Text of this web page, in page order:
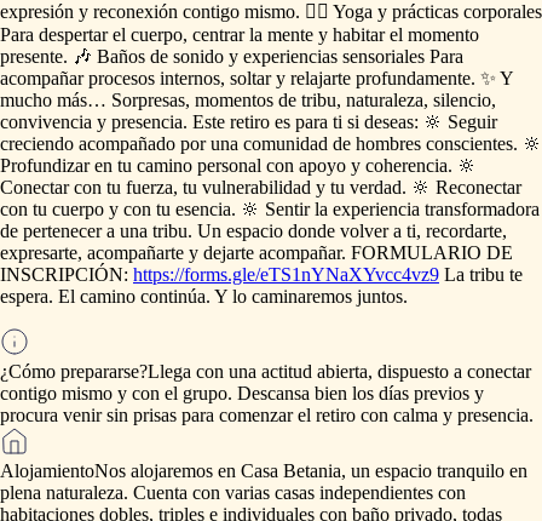
expresión y reconexión contigo mismo. 🧘‍♂️ Yoga y prácticas corporales
Para despertar el cuerpo, centrar la mente y habitar el momento
presente. 🎶 Baños de sonido y experiencias sensoriales Para
acompañar procesos internos, soltar y relajarte profundamente. ✨ Y
mucho más… Sorpresas, momentos de tribu, naturaleza, silencio,
convivencia y presencia. Este retiro es para ti si deseas: 🔆 Seguir
creciendo acompañado por una comunidad de hombres conscientes. 🔆
Profundizar en tu camino personal con apoyo y coherencia. 🔆
Conectar con tu fuerza, tu vulnerabilidad y tu verdad. 🔆 Reconectar
con tu cuerpo y con tu esencia. 🔆 Sentir la experiencia transformadora
de pertenecer a una tribu. Un espacio donde volver a ti, recordarte,
expresarte, acompañarte y dejarte acompañar. FORMULARIO DE
INSCRIPCIÓN: https://forms.gle/eTS1nYNaXYvcc4vz9 La tribu te
espera. El camino continúa. Y lo caminaremos juntos.
¿Cómo prepararse?Llega con una actitud abierta, dispuesto a conectar
contigo mismo y con el grupo. Descansa bien los días previos y
procura venir sin prisas para comenzar el retiro con calma y presencia.
AlojamientoNos alojaremos en Casa Betania, un espacio tranquilo en
plena naturaleza. Cuenta con varias casas independientes con
habitaciones dobles, triples e individuales con baño privado, todas